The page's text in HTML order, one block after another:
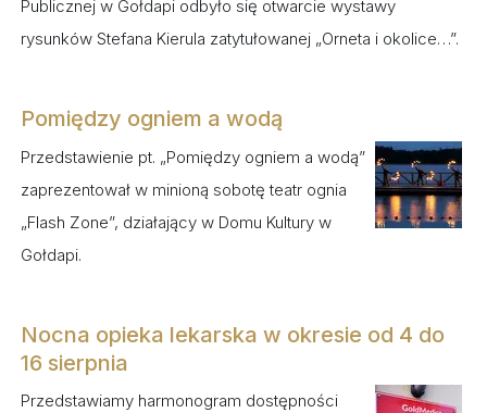
Publicznej w Gołdapi odbyło się otwarcie wystawy
rysunków Stefana Kierula zatytułowanej „Orneta i okolice…”.
Pomiędzy ogniem a wodą
Przedstawienie pt. „Pomiędzy ogniem a wodą”
zaprezentował w minioną sobotę teatr ognia
„Flash Zone”, działający w Domu Kultury w
Gołdapi.
Nocna opieka lekarska w okresie od 4 do
16 sierpnia
Przedstawiamy harmonogram dostępności